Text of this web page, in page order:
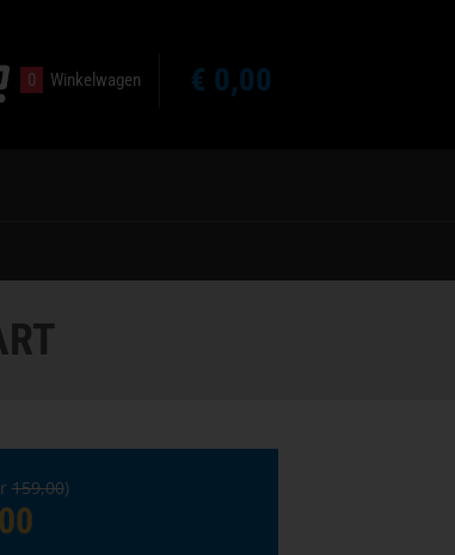
0 Winkelwagen € 0,00
159,00)